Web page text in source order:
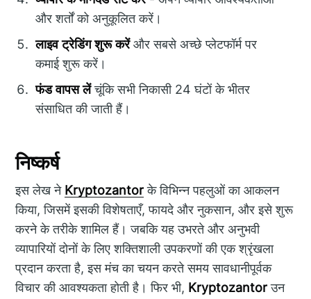
और शर्तों को अनुकूलित करें।
लाइव ट्रेडिंग शुरू करेंऔर सबसे अच्छे प्लेटफॉर्म पर
कमाई शुरू करें।
फंड वापस लेंचूंकि सभी निकासी 24 घंटों के भीतर
संसाधित की जाती हैं।
निष्कर्ष
इस लेख ने Kryptozantorके विभिन्न पहलुओं का आकलन
किया, जिसमें इसकी विशेषताएँ, फायदे और नुकसान, और इसे शुरू
करने के तरीके शामिल हैं। जबकि यह उभरते और अनुभवी
व्यापारियों दोनों के लिए शक्तिशाली उपकरणों की एक श्रृंखला
प्रदान करता है, इस मंच का चयन करते समय सावधानीपूर्वक
विचार की आवश्यकता होती है। फिर भी, Kryptozantorउन